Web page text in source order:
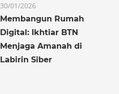
30/01/2026
Membangun Rumah
Digital: Ikhtiar BTN
Menjaga Amanah di
Labirin Siber